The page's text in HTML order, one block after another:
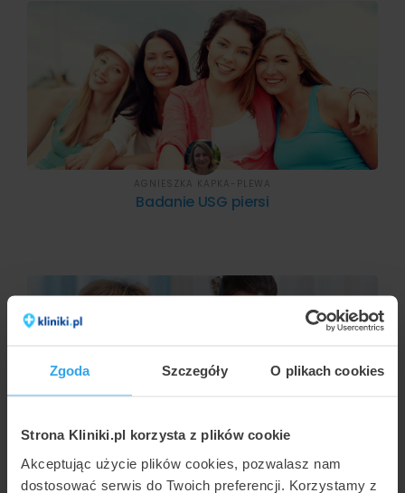
Zgoda Szczegóły O plikach cookies
Strona Kliniki.pl korzysta z plików cookie
Akceptując użycie plików cookies, pozwalasz nam
dostosować serwis do Twoich preferencji. Korzystamy z
Badanie USG piersi
AGNIESZKA KAPKA-PLEWA
Badanie USG tarczycy
AGNIESZKA KAPKA-PLEWA